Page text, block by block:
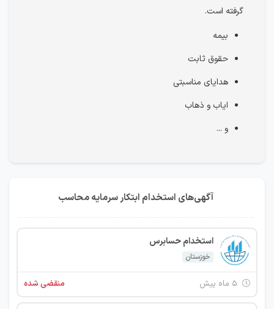
گرفته است.
بیمه
حقوق ثابت
هدایای مناسبتی
ایاب و ذهاب
و ...
آگهی‌های استخدام ابتکار سرمایه محاسب
استخدام حسابرس
خوزستان
منقضی شده